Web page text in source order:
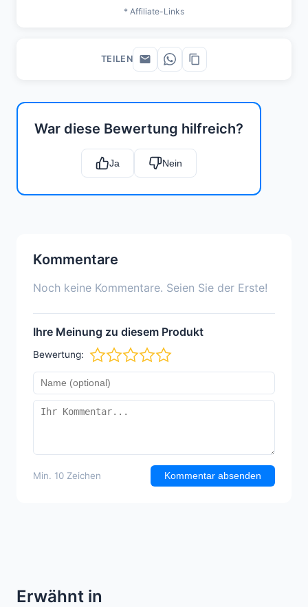
War diese Bewertung hilfreich?
Ja Nein
Kommentare
Noch keine Kommentare. Seien Sie der Erste!
Ihre Meinung zu diesem Produkt
Bewertung:
Min. 10 Zeichen Kommentar absenden
* Affiliate-Links
TEILEN
Erwähnt in